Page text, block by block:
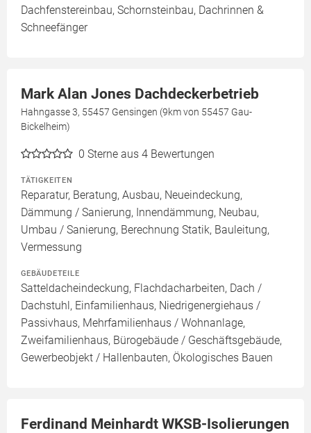
Dachfenstereinbau, Schornsteinbau, Dachrinnen &
Schneefänger
Mark Alan Jones Dachdeckerbetrieb
Hahngasse 3, 55457 Gensingen (9km von 55457 Gau-
Bickelheim)
0 Sterne aus 4 Bewertungen
TÄTIGKEITEN
Reparatur, Beratung, Ausbau, Neueindeckung,
Dämmung / Sanierung, Innendämmung, Neubau,
Umbau / Sanierung, Berechnung Statik, Bauleitung,
Vermessung
GEBÄUDETEILE
Satteldacheindeckung, Flachdacharbeiten, Dach /
Dachstuhl, Einfamilienhaus, Niedrigenergiehaus /
Passivhaus, Mehrfamilienhaus / Wohnanlage,
Zweifamilienhaus, Bürogebäude / Geschäftsgebäude,
Gewerbeobjekt / Hallenbauten, Ökologisches Bauen
Ferdinand Meinhardt WKSB-Isolierungen